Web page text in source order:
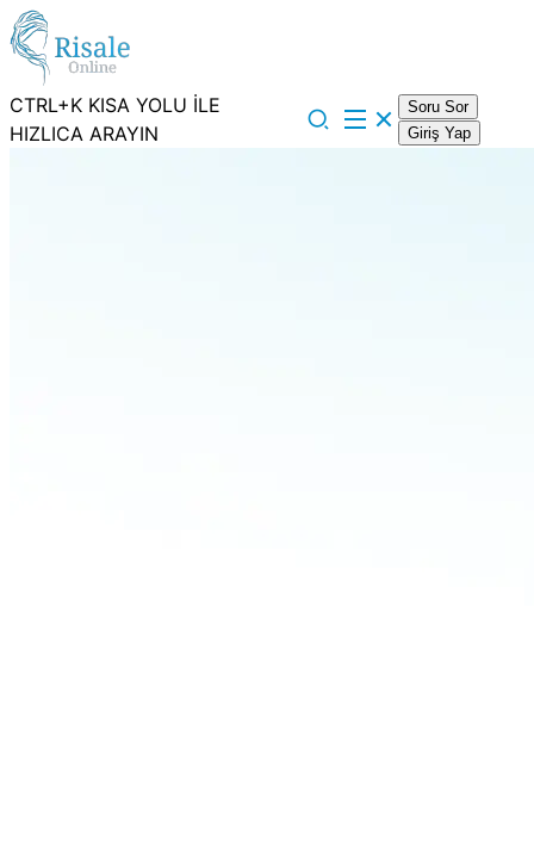
CTRL+K KISA YOLU İLE
HIZLICA ARAYIN
Soru Sor
Giriş Yap